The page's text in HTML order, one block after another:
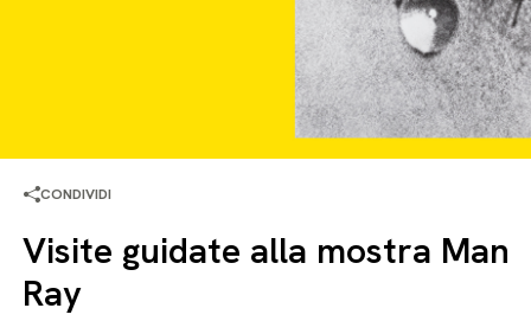
CONDIVIDI
Visite guidate alla mostra Man
Ray